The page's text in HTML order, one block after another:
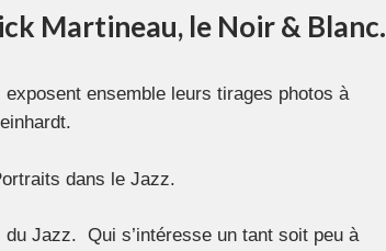
Martineau, le Noir & Blanc.
ensemble leurs tirages photos à
dans le Jazz.
du Jazz. Qui s’intéresse un tant soit peu à